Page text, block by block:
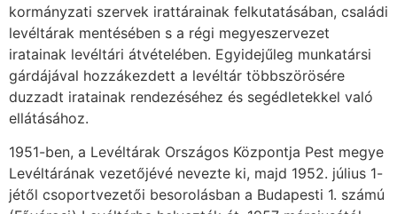
kormányzati szervek irattárainak fel­kutatásában, családi
levéltárak mentésében s a régi megyeszervezet
iratainak levéltári átvé­telében. Egyidejűleg munkatársi
gárdájával hozzákezdett a levéltár többszörösére
duzzadt iratainak rendezéséhez és segédletekkel való
ellátásához.
1951-ben, a Levéltárak Országos Központja Pest megye
Levéltárának vezetőjévé ne­vezte ki, majd 1952. július 1-
jétől csoportvezetői besorolásban a Budapesti 1. számú